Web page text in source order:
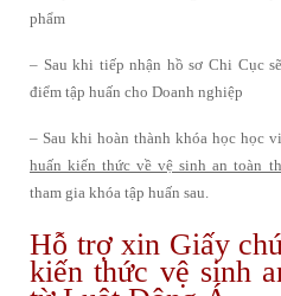
phẩm
– Sau khi tiếp nhận hồ sơ Chi Cục
điểm tập huấn cho Doanh nghiệp
– Sau khi hoàn thành khóa học học
huấn kiến thức về vệ sinh an toàn
tham gia khóa tập huấn sau.
Hỗ trợ xin Giấy
kiến thức vệ sinh